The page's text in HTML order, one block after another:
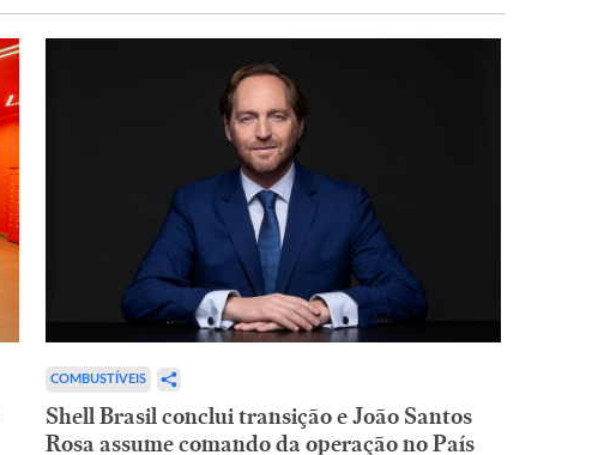
COMBUSTÍVEIS
Shell Brasil conclui transição e João Santos
Rosa assume comando da operação no País